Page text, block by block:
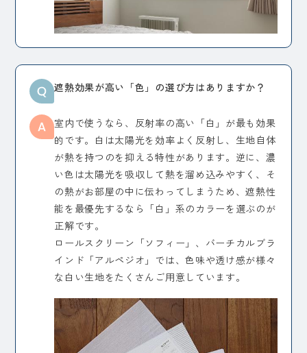
遮熱効果が高い「色」の選び方はありますか？
室内で使うなら、反射率の高い「白」が最も効果
的です。白は太陽光を効率よく反射し、生地自体
が熱を持つのを抑える特性があります。逆に、濃
い色は太陽光を吸収して熱を溜め込みやすく、そ
の熱がお部屋の中に伝わってしまうため、遮熱性
能を最優先するなら「白」系のカラーを選ぶのが
正解です。
ロールスクリーン「ソフィー」、バーチカルブラ
インド「アルペジオ」では、色味や透け感が様々
な白い生地をたくさんご用意しています。